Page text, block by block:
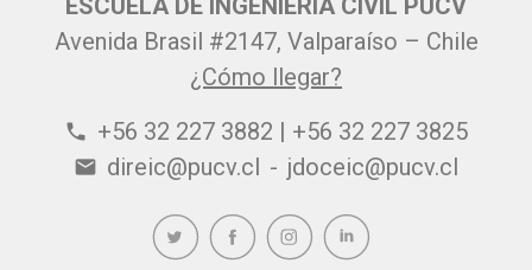
Avenida Brasil #2147, Valparaíso – Chile
¿Cómo llegar?
phone +56 32 227 3882 | +56 32 227 3825
email direic@pucv.cl - jdoceic@pucv.cl